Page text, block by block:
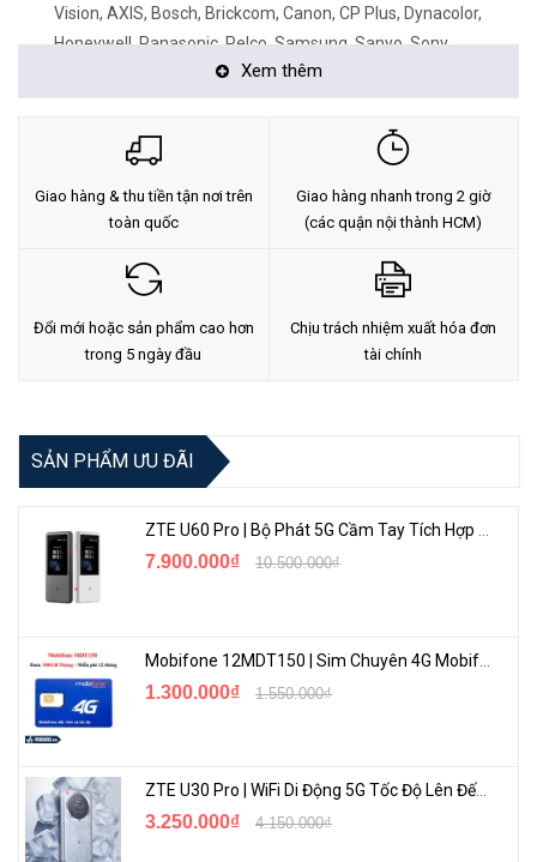
Vision, AXIS, Bosch, Brickcom, Canon, CP Plus, Dynacolor,
Honeywell, Panasonic, Pelco, Samsung, Sanyo, Sony,
IVS và SMD Plus.
Tư vấn cách chọn loại camera và dịch vụ lắp đặt camera tận nơi:
Xem thêm
Giao hàng & thu tiền tận nơi trên
toàn quốc
Giao hàng nhanh trong 2 giờ
(các quận nội thành HCM)
Đổi mới hoặc sản phẩm cao hơn
trong 5 ngày đầu
Chịu trách nhiệm xuất hóa đơn
tài chính
SẢN PHẨM ƯU ĐÃI
ZTE U60 Pro | Bộ Phát 5G Cầm Tay Tích Hợp Công Nghệ WiFi 7, Pin 10000mAh
7.900.000₫ 10.500.000₫
1.300.000₫ 1.550.000₫
ZTE U30 Pro | WiFi Di Động 5G Tốc Độ Lên Đến 500Mbps, Màn Hình Cảm Ứng
3.250.000₫ 4.150.000₫